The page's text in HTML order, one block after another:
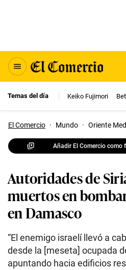
Temas del día Keiko Fujimori
El Comercio · Mundo · Oriente
Añadir El Comercio como
Autoridades de
muertos en
en Damasco
“El enemigo israelí llevó a
desde la [meseta] ocupada
apuntando hacia edificios